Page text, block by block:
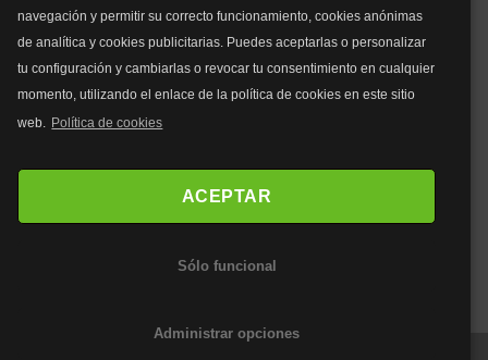
navegación y permitir su correcto funcionamiento, cookies anónimas
de analítica y cookies publicitarias. Puedes aceptarlas o personalizar
tu configuración y cambiarlas o revocar tu consentimiento en cualquier
momento, utilizando el enlace de la política de cookies en este sitio
web. Política de cookies
ACEPTAR
Sólo funcional
Administrar opciones
y mucho más...